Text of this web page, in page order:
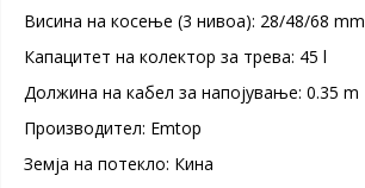
Висина на косење (3 нивоа): 28/48/68 mm
Капацитет на колектор за трева: 45 l
Должина на кабел за напојување: 0.35 m
Производител: Emtop
Земја на потекло: Кина